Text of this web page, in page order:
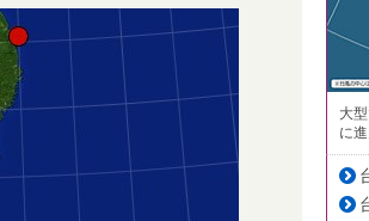
大
に